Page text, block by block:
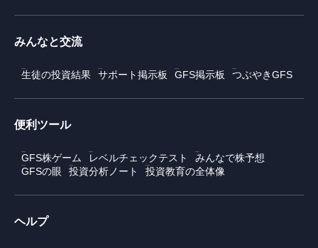
みんなと交流
生徒の投資結果 サポート掲示板 GFS掲示板 つぶやきGFS
便利ツール
GFS株ゲーム レベルチェックテスト
みんなで株予想
GFSの眼
投資分析ノート 投資教育の全体像
ヘルプ